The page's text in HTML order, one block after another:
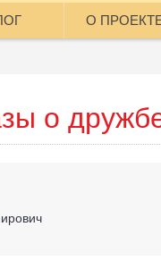
О
о